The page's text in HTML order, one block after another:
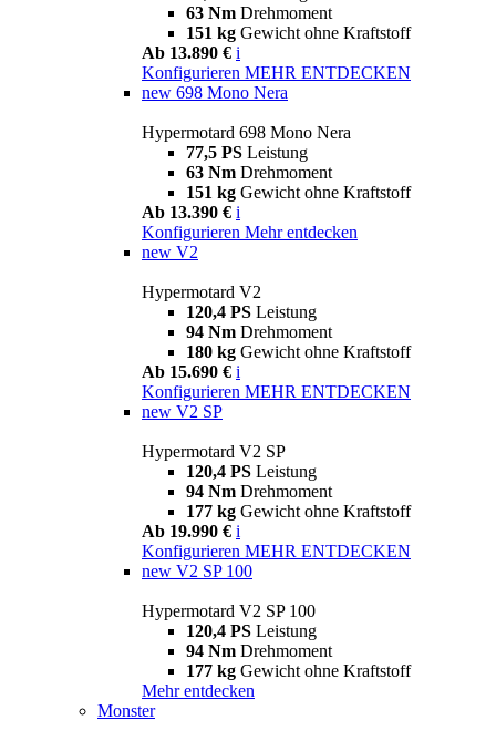
63 Nm Drehmoment
151 kg Gewicht ohne Kraftstoff
Ab 13.890 € i
Konfigurieren MEHR ENTDECKEN
new 698 Mono Nera
Hypermotard 698 Mono Nera
77,5 PS Leistung
63 Nm Drehmoment
151 kg Gewicht ohne Kraftstoff
Ab 13.390 € i
Konfigurieren Mehr entdecken
new V2
Hypermotard V2
120,4 PS Leistung
94 Nm Drehmoment
180 kg Gewicht ohne Kraftstoff
Ab 15.690 € i
Konfigurieren MEHR ENTDECKEN
new V2 SP
Hypermotard V2 SP
120,4 PS Leistung
94 Nm Drehmoment
177 kg Gewicht ohne Kraftstoff
Ab 19.990 € i
Konfigurieren MEHR ENTDECKEN
new V2 SP 100
Hypermotard V2 SP 100
120,4 PS Leistung
94 Nm Drehmoment
177 kg Gewicht ohne Kraftstoff
Mehr entdecken
Monster